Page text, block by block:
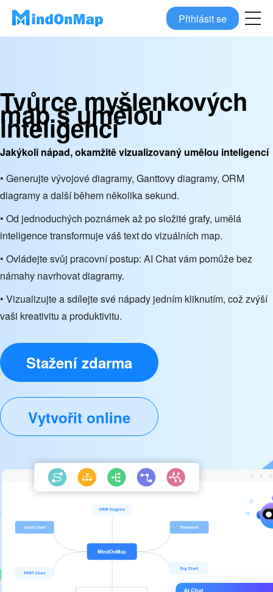
Přihlásit se
Tvůrce myšlenkových
map s umělou
inteligencí
Jakýkoli nápad, okamžitě vizualizovaný umělou inteligencí
• Generujte vývojové diagramy, Ganttovy diagramy, ORM
diagramy a další během několika sekund.
• Od jednoduchých poznámek až po složité grafy, umělá
inteligence transformuje váš text do vizuálních map.
• Ovládejte svůj pracovní postup: AI Chat vám pomůže bez
námahy navrhovat diagramy.
• Vizualizujte a sdílejte své nápady jedním kliknutím, což zvýší
vaši kreativitu a produktivitu.
Stažení zdarma
Vytvořit online